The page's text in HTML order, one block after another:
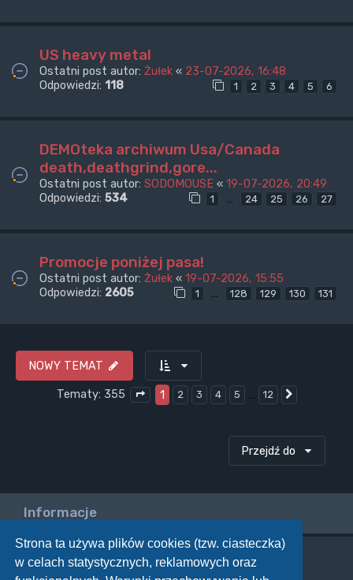
Strona ta używa plików cookies (tzw. ciasteczka)
w celach statystycznych, reklamowych oraz
US heavy metal
Ostatni post autor: Żułek « 23-07-2026, 16:48
Odpowiedzi: 118 1 2 3 4 5 6
DEMOteka archiwum Usa/Canada
death,deathgrind,gore...
Ostatni post autor: SODOMOUSE « 19-07-2026, 20:49
Odpowiedzi: 534 1 … 24 25 26 27
Promocje poniżej pasa!
Ostatni post autor: Żułek « 19-07-2026, 15:55
Odpowiedzi: 2605 1 … 128 129 130 131
NOWY TEMAT
Tematy: 355
Strona1 z12
1 2 3 4 5 12
Przejdź do
Informacje
Twoje uprawnienia na tym forum